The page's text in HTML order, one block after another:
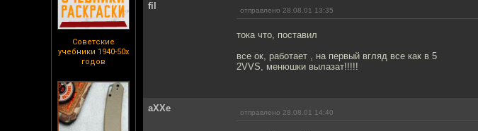
Советские
учебники 1940-50х
годов
fil отправлено 28.08.01 13:35
тока что, поставил
все ок, работает , на первый вгляд все как в 5
2VVS, менюшки вылазат!!!!!
aXXe отправлено 28.08.01 14:40